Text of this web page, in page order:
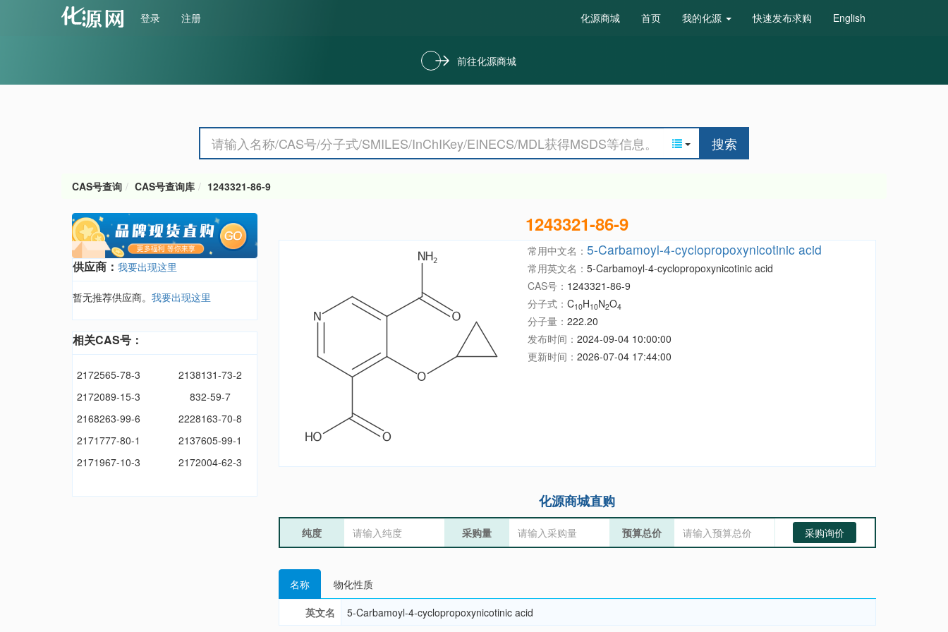
登录 注册 化源商城 首页 我的化源 快速发布求购 English
前往化源商城
搜索
CAS号查询 CAS号查询库 1243321-86-9
供应商： 我要出现这里
暂无推荐供应商。 我要出现这里
相关CAS号：
2172565-78-3
2138131-73-2
2172089-15-3
832-59-7
2168263-99-6
2228163-70-8
2171777-80-1
2137605-99-1
2171967-10-3
2172004-62-3
1243321-86-9
常用中文名： 5-Carbamoyl-4-cyclopropoxynicotinic acid
常用英文名： 5-Carbamoyl-4-cyclopropoxynicotinic acid
CAS号： 1243321-86-9
分子式： C10H10N2O4
分子量： 222.20
发布时间： 2024-09-04 10:00:00
更新时间： 2026-07-04 17:44:00
化源商城直购
纯度 采购量 预算总价 采购询价
名称
物化性质
英文名
5-Carbamoyl-4-cyclopropoxynicotinic acid